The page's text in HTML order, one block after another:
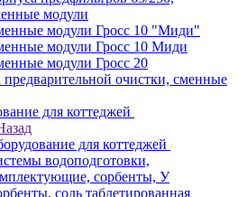
модули
модули Гросс 10 "Миди"
модули Гросс 10 Миди
модули Гросс 20
предварительной очистки, сменные
для коттеджей
для коттеджей
водоподготовки,
сорбенты, У
соль таблетированная